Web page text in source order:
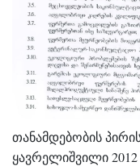
თანამდებობის
ყავრელიშვილი